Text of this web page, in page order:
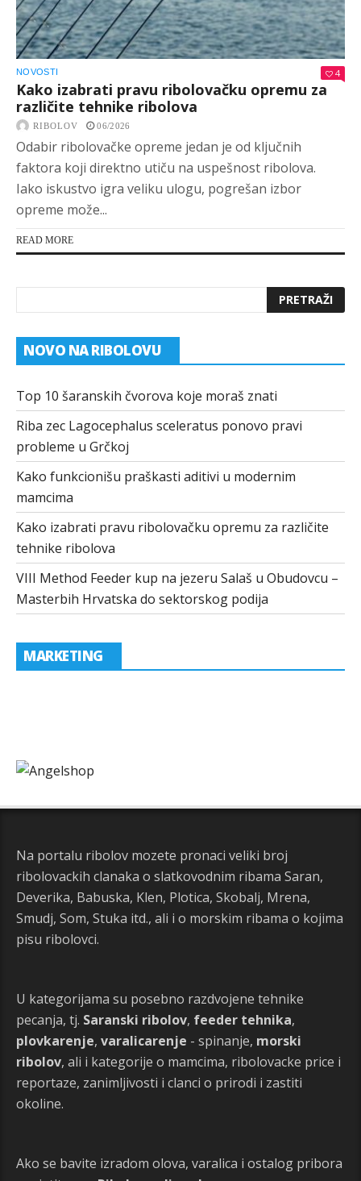
NOVOSTI 4
Kako izabrati pravu ribolovačku opremu za
različite tehnike ribolova
RIBOLOV 06/2026
Odabir ribolovačke opreme jedan je od ključnih
faktora koji direktno utiču na uspešnost ribolova.
Iako iskustvo igra veliku ulogu, pogrešan izbor
opreme može...
READ MORE
NOVO NA RIBOLOVU
Top 10 šaranskih čvorova koje moraš znati
Riba zec Lagocephalus sceleratus ponovo pravi
probleme u Grčkoj
Kako funkcionišu praškasti aditivi u modernim
mamcima
Kako izabrati pravu ribolovačku opremu za različite
tehnike ribolova
VIII Method Feeder kup na jezeru Salaš u Obudovcu –
Masterbih Hrvatska do sektorskog podija
MARKETING
Na portalu ribolov mozete pronaci veliki broj
ribolovackih clanaka o slatkovodnim ribama Saran,
Deverika, Babuska, Klen, Plotica, Skobalj, Mrena,
Smudj, Som, Stuka itd., ali i o morskim ribama o kojima
pisu ribolovci.
U kategorijama su posebno razdvojene tehnike
pecanja, tj. Saranski ribolov, feeder tehnika,
plovkarenje, varalicarenje - spinanje, morski
ribolov, ali i kategorije o mamcima, ribolovacke price i
reportaze, zanimljivosti i clanci o prirodi i zastiti
okoline.
Ako se bavite izradom olova, varalica i ostalog pribora